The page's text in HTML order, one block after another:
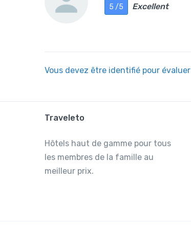
5 /5 Excellent
Vous devez être identifié pour évaluer
Traveleto
Hôtels haut de gamme pour tous
les membres de la famille au
meilleur prix.